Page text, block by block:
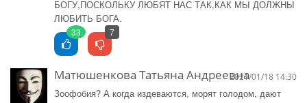
БОГУ,ПОСКОЛЬКУ ЛЮБЯТ НАС ТАК,КАК МЫ ДОЛЖНЫ
ЛЮБИТЬ БОГА.
33 7
Матюшенкова Татьяна Андреевна2021/01/18 14:30
Зоофобия? А когда издеваются, морят голодом, дают